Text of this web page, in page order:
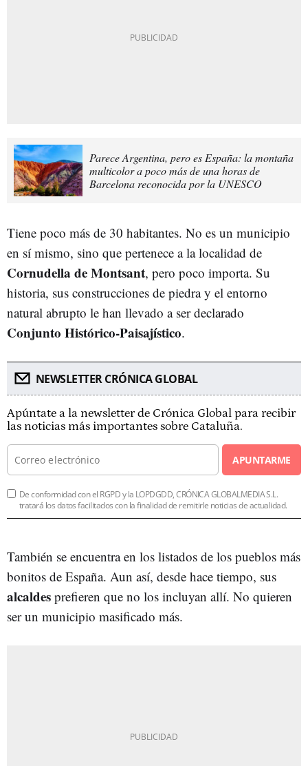
Parece Argentina, pero es España: la montaña
multicolor a poco más de una horas de
Barcelona reconocida por la UNESCO
Tiene poco más de 30 habitantes. No es un municipio
en sí mismo, sino que pertenece a la localidad de
Cornudella de Montsant, pero poco importa. Su
historia, sus construcciones de piedra y el entorno
natural abrupto le han llevado a ser declarado
Conjunto Histórico-Paisajístico.
NEWSLETTER CRÓNICA GLOBAL
Apúntate a la newsletter de Crónica Global para recibir
las noticias más importantes sobre Cataluña.
APUNTARME
De conformidad con el RGPD y la LOPDGDD, CRÓNICA GLOBALMEDIA S.L.
tratará los datos facilitados con la finalidad de remitirle noticias de actualidad.
También se encuentra en los listados de los pueblos más
bonitos de España. Aun así, desde hace tiempo, sus
alcaldes prefieren que no los incluyan allí. No quieren
ser un municipio masificado más.